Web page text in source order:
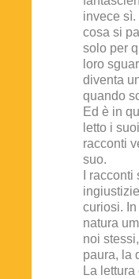
invece
cosa si
solo per
loro
diventa
quando
Ed è in
letto i
racconti
suo.
I
curiosi.
natura
noi
paura, la
La